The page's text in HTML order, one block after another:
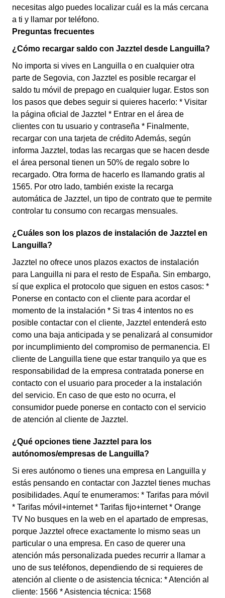
necesitas algo puedes localizar cuál es la más cercana
a ti y llamar por teléfono.
Preguntas frecuentes
¿Cómo recargar saldo con Jazztel desde Languilla?
No importa si vives en Languilla o en cualquier otra
parte de Segovia, con Jazztel es posible recargar el
saldo tu móvil de prepago en cualquier lugar. Estos son
los pasos que debes seguir si quieres hacerlo: * Visitar
la página oficial de Jazztel * Entrar en el área de
clientes con tu usuario y contraseña * Finalmente,
recargar con una tarjeta de crédito Además, según
informa Jazztel, todas las recargas que se hacen desde
el área personal tienen un 50% de regalo sobre lo
recargado. Otra forma de hacerlo es llamando gratis al
1565. Por otro lado, también existe la recarga
automática de Jazztel, un tipo de contrato que te permite
controlar tu consumo con recargas mensuales.
¿Cuáles son los plazos de instalación de Jazztel en
Languilla?
Jazztel no ofrece unos plazos exactos de instalación
para Languilla ni para el resto de España. Sin embargo,
sí que explica el protocolo que siguen en estos casos: *
Ponerse en contacto con el cliente para acordar el
momento de la instalación * Si tras 4 intentos no es
posible contactar con el cliente, Jazztel entenderá esto
como una baja anticipada y se penalizará al consumidor
por incumplimiento del compromiso de permanencia. El
cliente de Languilla tiene que estar tranquilo ya que es
responsabilidad de la empresa contratada ponerse en
contacto con el usuario para proceder a la instalación
del servicio. En caso de que esto no ocurra, el
consumidor puede ponerse en contacto con el servicio
de atención al cliente de Jazztel.
¿Qué opciones tiene Jazztel para los
autónomos/empresas de Languilla?
Si eres autónomo o tienes una empresa en Languilla y
estás pensando en contactar con Jazztel tienes muchas
posibilidades. Aquí te enumeramos: * Tarifas para móvil
* Tarifas móvil+internet * Tarifas fijo+internet * Orange
TV No busques en la web en el apartado de empresas,
porque Jazztel ofrece exactamente lo mismo seas un
particular o una empresa. En caso de querer una
atención más personalizada puedes recurrir a llamar a
uno de sus teléfonos, dependiendo de si requieres de
atención al cliente o de asistencia técnica: * Atención al
cliente: 1566 * Asistencia técnica: 1568